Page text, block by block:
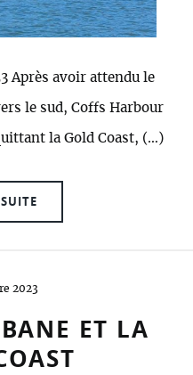
Après avoir attendu le
le sud, Coffs Harbour
la Gold Coast, (…)
2023
ET LA